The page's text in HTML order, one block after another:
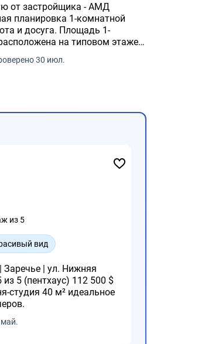
от застройщика - АМД
планировка 1-комнатной
Площадь 1-
на типовом этаже
30 июл.
из 5
вид
| ул. Нижняя